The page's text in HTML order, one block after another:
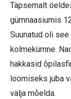
Täpsemalt
gümnaasiumis
Suunatud oli
kolmekümne.
hakkasid
loomiseks juba
välja mõelda.